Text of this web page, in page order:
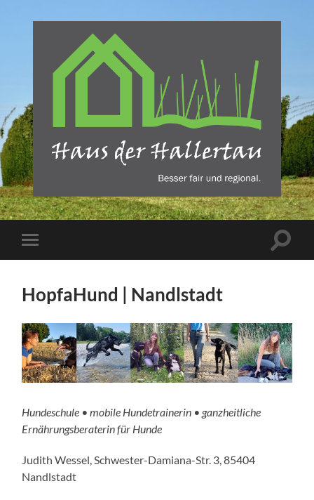
Haus
der
Hallertau
Freising
Mobile-
Menü
HopfaHund | Nandlstadt
Hundeschule • mobile Hundetrainerin • ganzheit­liche
Ernährungsberaterin für Hunde
Judith Wessel, Schwester-Damiana-Str. 3, 85404
Nandlstadt